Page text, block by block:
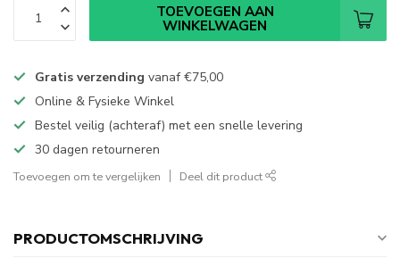
TOEVOEGEN AAN
WINKELWAGEN
Gratis verzending vanaf€75,00
Online & Fysieke Winkel
Bestel veilig (achteraf) met een snelle levering
30 dagen retourneren
Toevoegen om te vergelijken Deel dit product
PRODUCTOMSCHRIJVING